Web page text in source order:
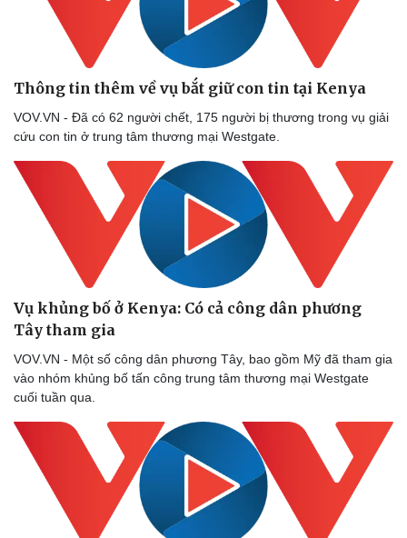
Doanh nghiệp
Thông tin doanh nghiệp
Doanh nghiệp 24h
Vì cộng đồng
Công nghệ
Sành điệu
Tin Công nghệ
Trải nghiệm
Chuyển đổi số
Thông tin thêm về vụ bắt giữ con tin tại Kenya
VOV.VN - Đã có 62 người chết, 175 người bị thương trong vụ giải
cứu con tin ở trung tâm thương mại Westgate.
Vụ khủng bố ở Kenya: Có cả công dân phương
Tây tham gia
VOV.VN - Một số công dân phương Tây, bao gồm Mỹ đã tham gia
vào nhóm khủng bố tấn công trung tâm thương mại Westgate
cuối tuần qua.